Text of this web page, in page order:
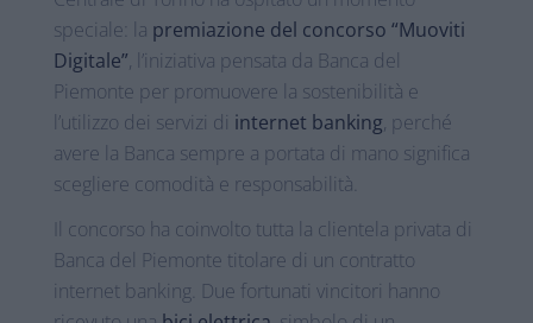
speciale: la premiazione del concorso “Muoviti
Digitale”, l’iniziativa pensata da Banca del
Piemonte per promuovere la sostenibilità e
l’utilizzo dei servizi di internet banking, perché
avere la Banca sempre a portata di mano significa
scegliere comodità e responsabilità.
Il concorso ha coinvolto tutta la clientela privata di
Banca del Piemonte titolare di un contratto
internet banking. Due fortunati vincitori hanno